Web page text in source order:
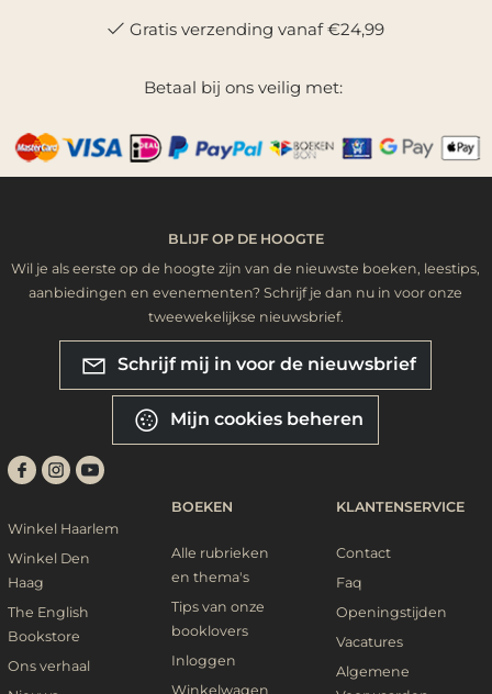
Gratis verzending vanaf €24,99
Betaal bij ons veilig met:
BLIJF OP DE HOOGTE
Wil je als eerste op de hoogte zijn van de nieuwste boeken, leestips,
aanbiedingen en evenementen? Schrijf je dan nu in voor onze
tweewekelijkse nieuwsbrief.
Schrijf mij in voor de nieuwsbrief
Mijn cookies beheren
Winkel Haarlem
Winkel Den
Haag
The English
Bookstore
Ons verhaal
BOEKEN
Alle rubrieken
en thema's
Tips van onze
booklovers
Inloggen
Winkelwagen
KLANTENSERVICE
Contact
Faq
Openingstijden
Vacatures
Algemene